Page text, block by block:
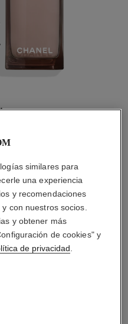
similares para
una experiencia
y recomendaciones
con nuestros socios.
y obtener más
de cookies" y
de privacidad